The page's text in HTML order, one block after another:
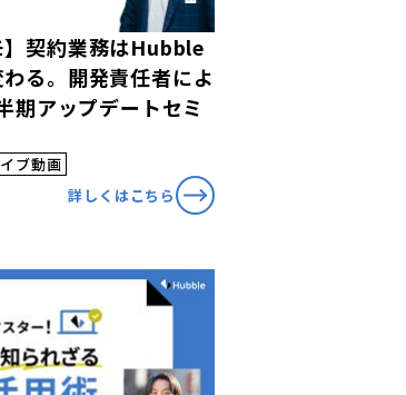
】契約業務はHubble
る。開発責任者によ
期アップデートセミ
ブ動画
詳しくはこちら